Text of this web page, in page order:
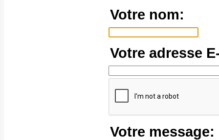
Votre nom:
Votre adresse
Votre message: